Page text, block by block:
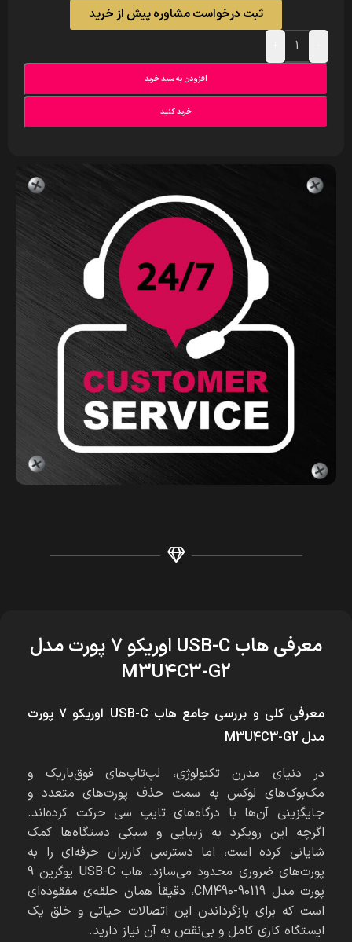
ثبت درخواست مشاوره پیش از خرید
افزودن به سبد خرید
خرید کنید
معرفی هاب USB-C اوریکو 7 پورت مدل
M3U4C3-G2
معرفی کلی و بررسی جامع هاب USB-C اوریکو 7 پورت
مدل M3U4C3-G2
در دنیای مدرن تکنولوژی، لپ‌تاپ‌های فوق‌باریک و
مک‌بوک‌های لوکس به سمت حذف پورت‌های متعدد و
جایگزینی آن‌ها با درگاه‌های تایپ سی حرکت کرده‌اند.
اگرچه این رویکرد به زیبایی و سبکی دستگاه‌ها کمک
شایانی کرده است، اما دسترسی کاربران حرفه‌ای را به
پورت‌های ضروری محدود می‌سازد. هاب USB-C یوگرین 9
پورت مدل CM490-90119، دقیقاً همان حلقه‌ی مفقوده‌ای
است که برای بازگرداندن این اتصالات حیاتی و خلق یک
ایستگاه کاری کامل و بی‌نقص به آن نیاز دارید.